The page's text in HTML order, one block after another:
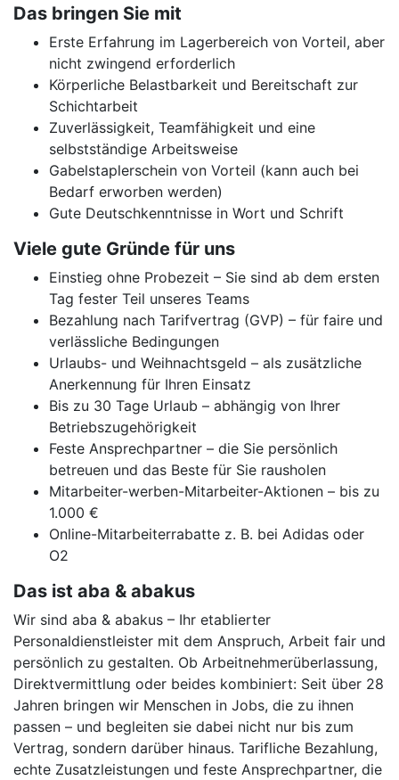
Das bringen Sie mit
Erste Erfahrung im Lagerbereich von Vorteil, aber
nicht zwingend erforderlich
Körperliche Belastbarkeit und Bereitschaft zur
Schichtarbeit
Zuverlässigkeit, Teamfähigkeit und eine
selbstständige Arbeitsweise
Gabelstaplerschein von Vorteil (kann auch bei
Bedarf erworben werden)
Gute Deutschkenntnisse in Wort und Schrift
Viele gute Gründe für uns
Einstieg ohne Probezeit – Sie sind ab dem ersten
Tag fester Teil unseres Teams
Bezahlung nach Tarifvertrag (GVP) – für faire und
verlässliche Bedingungen
Urlaubs- und Weihnachtsgeld – als zusätzliche
Anerkennung für Ihren Einsatz
Bis zu 30 Tage Urlaub – abhängig von Ihrer
Betriebszugehörigkeit
Feste Ansprechpartner – die Sie persönlich
betreuen und das Beste für Sie rausholen
Mitarbeiter-werben-Mitarbeiter-Aktionen – bis zu
1.000 €
Online-Mitarbeiterrabatte z. B. bei Adidas oder
O2
Das ist aba & abakus
Wir sind aba & abakus – Ihr etablierter
Personaldienstleister mit dem Anspruch, Arbeit fair und
persönlich zu gestalten. Ob Arbeitnehmerüberlassung,
Direktvermittlung oder beides kombiniert: Seit über 28
Jahren bringen wir Menschen in Jobs, die zu ihnen
passen – und begleiten sie dabei nicht nur bis zum
Vertrag, sondern darüber hinaus. Tarifliche Bezahlung,
echte Zusatzleistungen und feste Ansprechpartner, die